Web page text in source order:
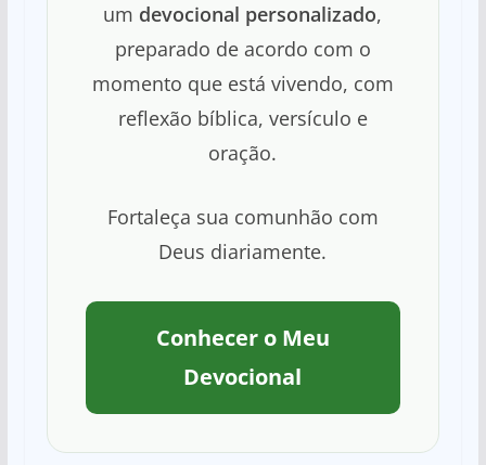
um devocional personalizado,
preparado de acordo com o
momento que está vivendo, com
reflexão bíblica, versículo e
oração.
Fortaleça sua comunhão com
Deus diariamente.
Conhecer o Meu
Devocional